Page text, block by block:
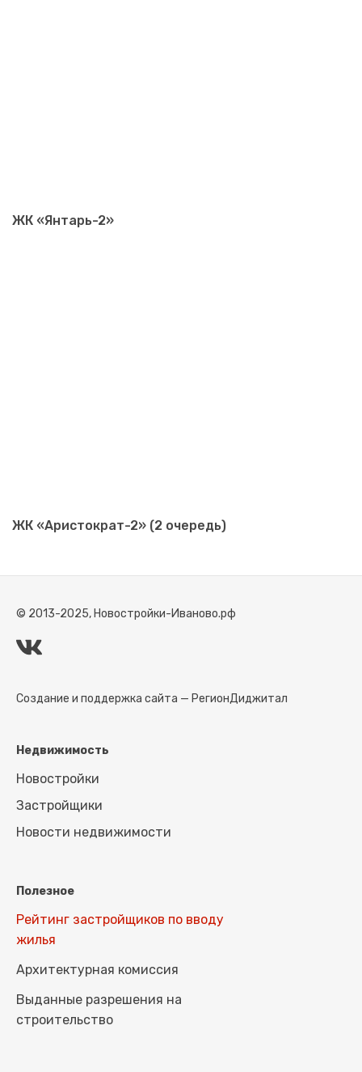
ЖК «Янтарь-2»
ЖК «Аристократ-2» (2 очередь)
© 2013-2025, Новостройки-Иваново.рф
Создание и поддержка сайта — РегионДиджитал
Недвижимость
Новостройки
Застройщики
Новости недвижимости
Полезное
Рейтинг застройщиков по вводу
жилья
Архитектурная комиссия
Выданные разрешения на
строительство